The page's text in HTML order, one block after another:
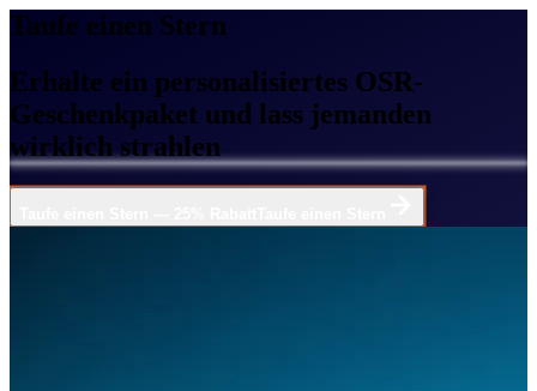
Taufe einen Stern
Erhalte ein personalisiertes OSR-
Geschenkpaket und lass jemanden
wirklich strahlen